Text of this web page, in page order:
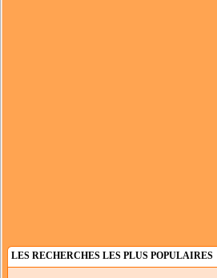
LES RECHERCHES LES PLUS POPULAIRES